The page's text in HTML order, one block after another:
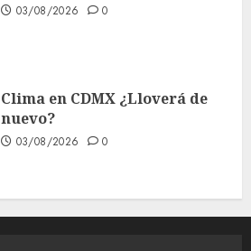
03/08/2026 0
Clima en CDMX ¿Lloverá de
nuevo?
03/08/2026 0